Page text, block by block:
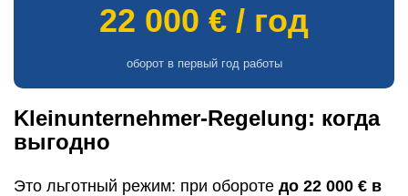
22 000 € / год
оборот в первый год работы
Kleinunternehmer-Regelung: когда
выгодно
Это льготный режим: при обороте до 22 000 € в